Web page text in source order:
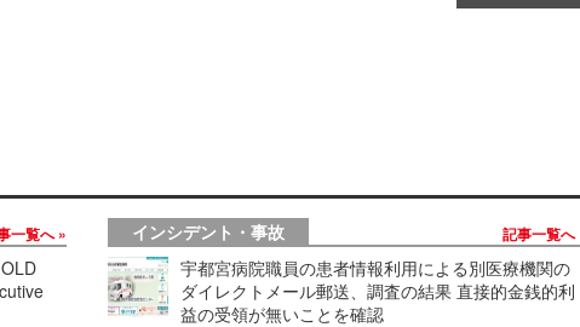
一覧へ インシデント・事故 記事一覧へ
宇都宮病院職員の患者情報利用による別医療機関の
ダイレクトメール郵送、調査の結果 直接的金銭的利
益の受領が無いことを確認